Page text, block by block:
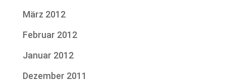
März 2012
Februar 2012
Januar 2012
Dezember 2011